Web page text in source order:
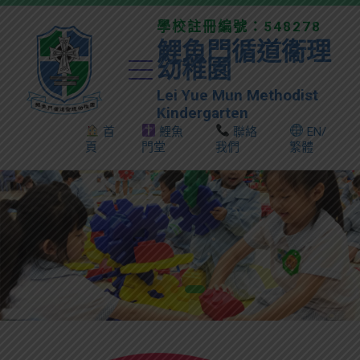
學校註冊編號：548278
鯉魚門循道衞理
幼稚園
Lei Yue Mun Methodist
Kindergarten
首
頁
鯉魚
門堂
聯絡
我們
EN/
繁體